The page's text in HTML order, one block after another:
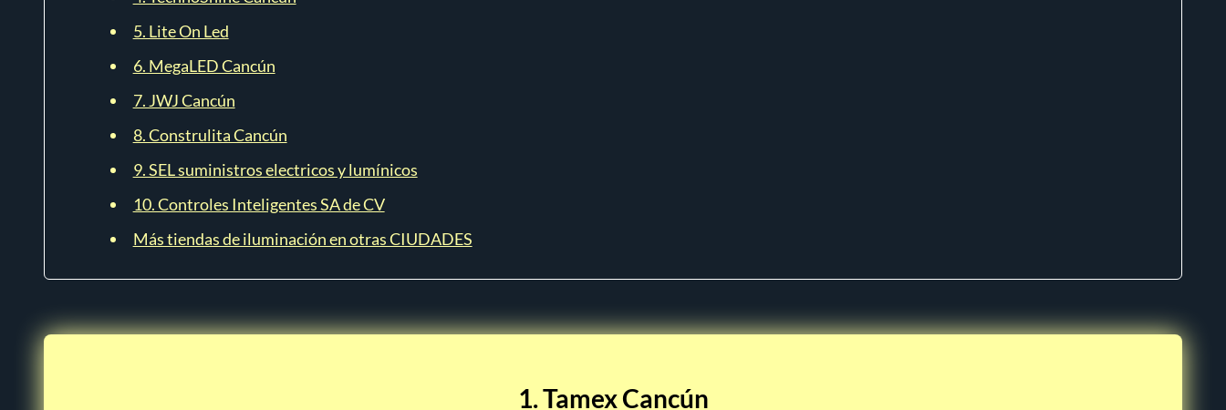
5. Lite On Led
6. MegaLED Cancún
7. JWJ Cancún
8. Construlita Cancún
9. SEL suministros electricos y lumínicos
10. Controles Inteligentes SA de CV
Más tiendas de iluminación en otras CIUDADES
1. Tamex Cancún